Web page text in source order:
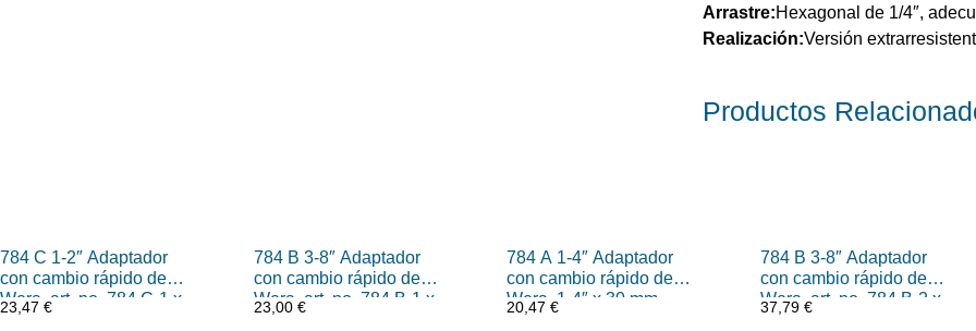
Arrastre:Hexagonal de 1/4″,
Realización:Versión
Productos
784 C 1-2″ Adaptador
con cambio rápido de
Wera, art. no. 784 C-1 x
1-4″ x 50 mm
23,47 €
784 B 3-8″ Adaptador
con cambio rápido de
Wera, art. no. 784 B-1 x
1-4″ x 43 mm
23,00 €
784 A 1-4″ Adaptador
con cambio rápido de
Wera, 1-4″ x 30 mm
20,47 €
784 B 3-8″ Adaptador
con cambio rápido de
Wera, art. no. 784 B-2 x
5-16″ x 50 mm
37,79 €